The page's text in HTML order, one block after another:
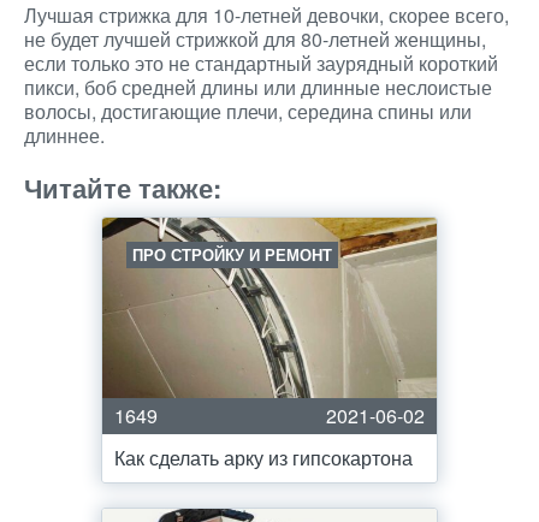
Лучшая стрижка для 10-летней девочки, скорее всего,
не будет лучшей стрижкой для 80-летней женщины,
если только это не стандартный заурядный короткий
пикси, боб средней длины или длинные неслоистые
волосы, достигающие плечи, середина спины или
длиннее.
Читайте также:
ПРО СТРОЙКУ И РЕМОНТ
1649
2021-06-02
Как сделать арку из гипсокартона